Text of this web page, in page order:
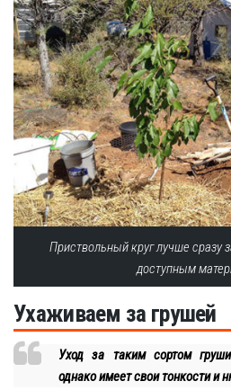
Приствольный круг лучше сразу
доступным
Ухаживаем за грушей
Уход за таким сортом
однако имеет свои тонкости и